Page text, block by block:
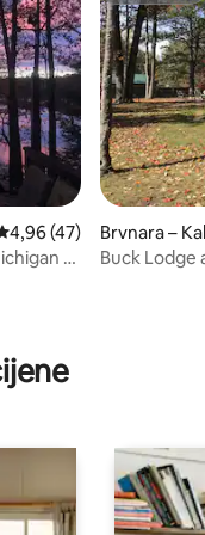
ocjena: 4,96/5,
4,96 (47)
-
Brvnara –
Buck Lodge